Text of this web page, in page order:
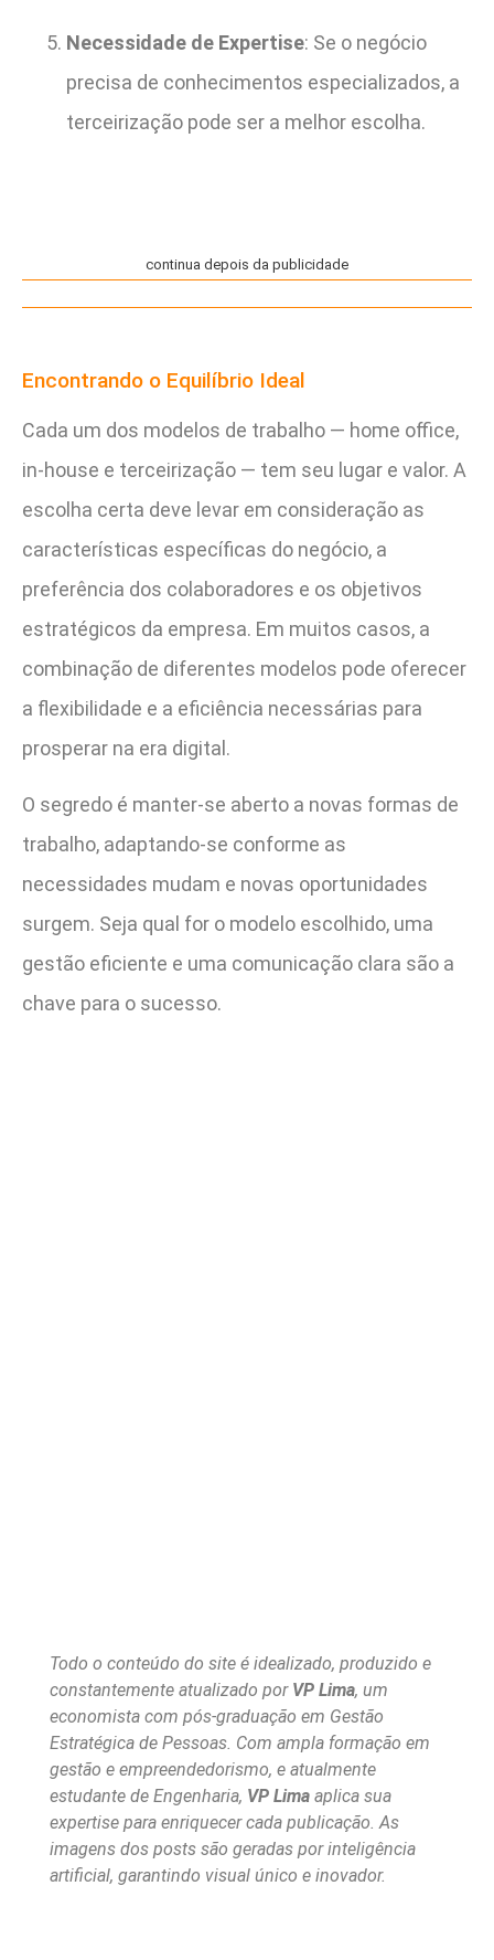
Necessidade de Expertise: Se o negócio
precisa de conhecimentos especializados, a
terceirização pode ser a melhor escolha.
continua depois da publicidade
Encontrando o Equilíbrio Ideal
Cada um dos modelos de trabalho — home office,
in-house e terceirização — tem seu lugar e valor. A
escolha certa deve levar em consideração as
características específicas do negócio, a
preferência dos colaboradores e os objetivos
estratégicos da empresa. Em muitos casos, a
combinação de diferentes modelos pode oferecer
a flexibilidade e a eficiência necessárias para
prosperar na era digital.
O segredo é manter-se aberto a novas formas de
trabalho, adaptando-se conforme as
necessidades mudam e novas oportunidades
surgem. Seja qual for o modelo escolhido, uma
gestão eficiente e uma comunicação clara são a
chave para o sucesso.
Todo o conteúdo do site é idealizado, produzido e
constantemente atualizado por VP Lima, um
economista com pós-graduação em Gestão
Estratégica de Pessoas. Com ampla formação em
gestão e empreendedorismo, e atualmente
estudante de Engenharia, VP Lima aplica sua
expertise para enriquecer cada publicação. As
imagens dos posts são geradas por inteligência
artificial, garantindo visual único e inovador.